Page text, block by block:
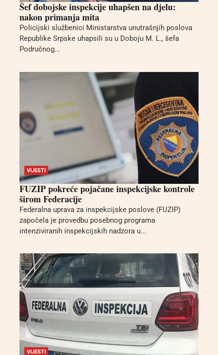
Šef dobojske inspekcije uhapšen na djelu:
nakon primanja mita
Policijski službenici Ministarstva unutrašnjih poslova
Republike Srpske uhapsili su u Doboju M. L., šefa
Područnog...
VIJESTI
FUZIP pokreće pojačane inspekcijske kontrole
širom Federacije
Federalna uprava za inspekcijske poslove (FUZIP)
započela je provedbu posebnog programa
intenziviranih inspekcijskih nadzora u...
VIJESTI